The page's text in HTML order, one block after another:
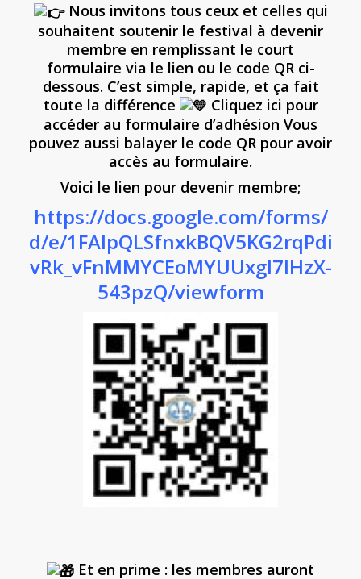
Nous invitons tous ceux et celles qui
souhaitent soutenir le festival à devenir
membre en remplissant le court
formulaire via le lien ou le code QR ci-
dessous. C’est simple, rapide, et ça fait
toute la différence
Cliquez ici pour
accéder au formulaire d’adhésion Vous
pouvez aussi balayer le code QR pour avoir
accès au formulaire.
Voici le lien pour devenir membre;
https://docs.google.com/forms/
d/e/1FAIpQLSfnxkBQV5KG2rqPdi
vRk_vFnMMYCEoMYUUxgl7lHzX-
543pzQ/viewform
Et en prime : les membres auront